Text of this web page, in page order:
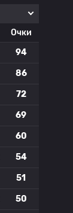
Очки
94
86
72
69
60
54
51
50